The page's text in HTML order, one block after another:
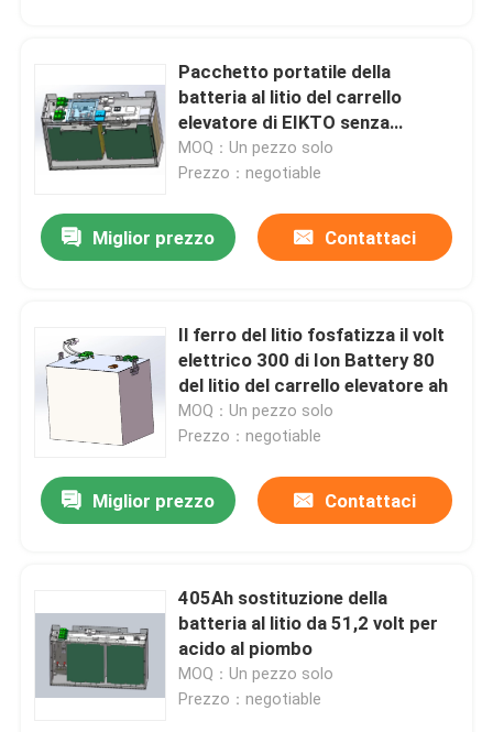
Pacchetto portatile della
batteria al litio del carrello
elevatore di EIKTO senza
contrappeso
MOQ：Un pezzo solo
Prezzo：negotiable
Miglior prezzo Contattaci
Il ferro del litio fosfatizza il volt
elettrico 300 di Ion Battery 80
del litio del carrello elevatore ah
MOQ：Un pezzo solo
Prezzo：negotiable
Miglior prezzo Contattaci
405Ah sostituzione della
batteria al litio da 51,2 volt per
acido al piombo
MOQ：Un pezzo solo
Prezzo：negotiable